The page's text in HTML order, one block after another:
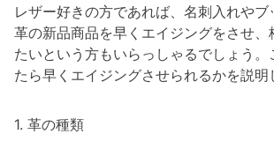
レザー好きの方であれば、名刺入れや
革の新品商品を早くエイジングをさせ、
たいという方もいらっしゃるでしょう。
たら早くエイジングさせられるかを説明
1. 革の種類